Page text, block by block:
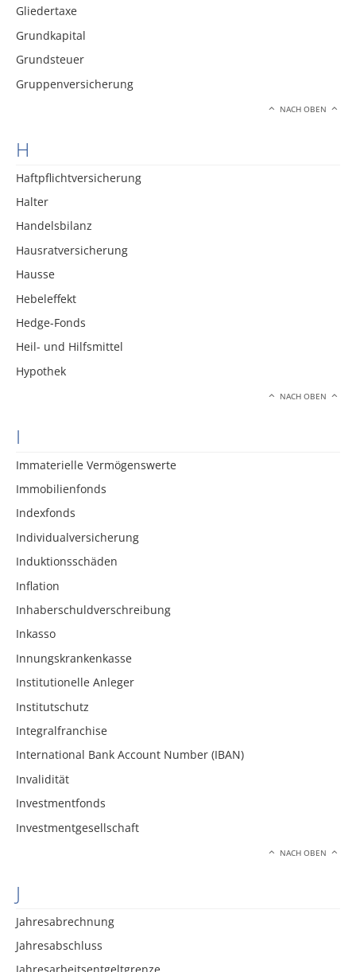
Gliedertaxe
Grundkapital
Grundsteuer
Gruppenversicherung
NACH OBEN
H
Haftpflichtversicherung
Halter
Handelsbilanz
Hausratversicherung
Hausse
Hebeleffekt
Hedge-Fonds
Heil- und Hilfsmittel
Hypothek
NACH OBEN
I
Immaterielle Vermögenswerte
Immobilienfonds
Indexfonds
Individualversicherung
Induktionsschäden
Inflation
Inhaberschuldverschreibung
Inkasso
Innungskrankenkasse
Institutionelle Anleger
Institutschutz
Integralfranchise
International Bank Account Number (IBAN)
Invalidität
Investmentfonds
Investmentgesellschaft
NACH OBEN
J
Jahresabrechnung
Jahresabschluss